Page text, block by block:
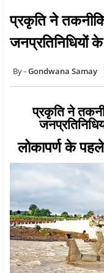
प्रकृति ने
जनप्रतिनिधियों
Gondwana Samay
प्रकृति ने
लोकापर्ण के